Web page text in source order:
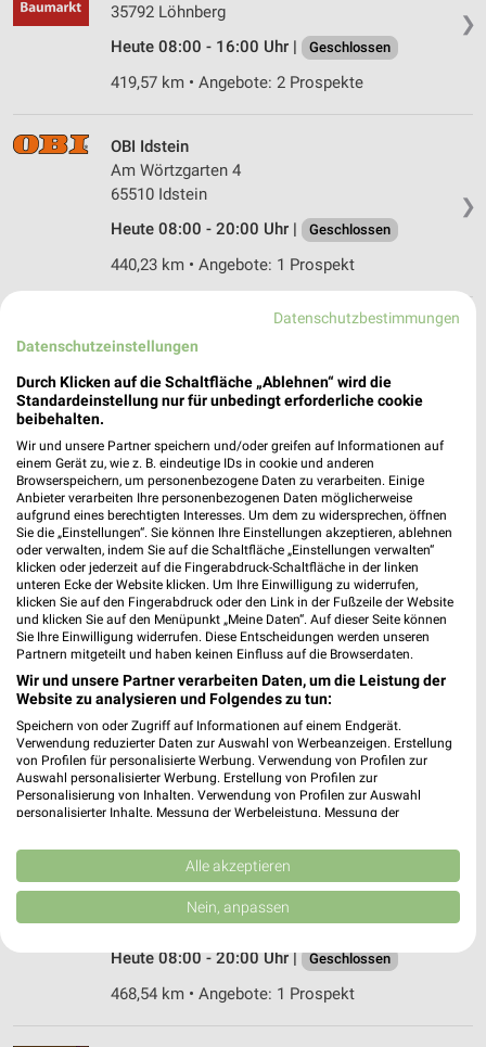
❯
35792 Löhnberg
Heute 08:00 - 16:00 Uhr |
Geschlossen
419,57 km • Angebote: 2 Prospekte
❯
OBI Idstein
Am Wörtzgarten 4
65510 Idstein
Heute 08:00 - 20:00 Uhr |
Geschlossen
440,23 km • Angebote: 1 Prospekt
Sonderpreis Baumarkt Langenhahn
Koblenzer Strasse 6
56459 Langenhahn
Heute 08:00 - 16:00 Uhr |
Geschlossen
436,00 km • Angebote: 2 Prospekte
toom Baumarkt Taunusstein
Röderweg 34
65232 Taunusstein
Heute 08:00 - 20:00 Uhr | Geschlossen
450,78 km • Angebote: 2 Prospekte
Globus Baumarkt Lahnstein
Industriestraße Nord
56112 Lahnstein
Heute 08:00 - 20:00 Uhr | Geschlossen
470,69 km
❯
BAUHAUS Koblenz-Lützel
Otto-Schönhagen-Str 1
56070 Koblenz-Lützel
Heute 08:00 - 20:00 Uhr | Geschlossen
468,54 km • Angebote: 1 Prospekt
Datenschutzbestimmungen
Datenschutzeinstellungen
Durch Klicken auf die Schaltfläche „Ablehnen“ wird die
Standardeinstellung nur für unbedingt erforderliche cookie
beibehalten.
Wir und unsere Partner speichern und/oder greifen auf Informationen auf
einem Gerät zu, wie z. B. eindeutige IDs in cookie und anderen
Browserspeichern, um personenbezogene Daten zu verarbeiten. Einige
Anbieter verarbeiten Ihre personenbezogenen Daten möglicherweise
aufgrund eines berechtigten Interesses. Um dem zu widersprechen, öffnen
Sie die „Einstellungen“. Sie können Ihre Einstellungen akzeptieren, ablehnen
oder verwalten, indem Sie auf die Schaltfläche „Einstellungen verwalten“
klicken oder jederzeit auf die Fingerabdruck-Schaltfläche in der linken
unteren Ecke der Website klicken. Um Ihre Einwilligung zu widerrufen,
klicken Sie auf den Fingerabdruck oder den Link in der Fußzeile der Website
und klicken Sie auf den Menüpunkt „Meine Daten“. Auf dieser Seite können
Sie Ihre Einwilligung widerrufen. Diese Entscheidungen werden unseren
Partnern mitgeteilt und haben keinen Einfluss auf die Browserdaten.
Wir und unsere Partner verarbeiten Daten, um die Leistung der
Website zu analysieren und Folgendes zu tun:
Speichern von oder Zugriff auf Informationen auf einem Endgerät.
Verwendung reduzierter Daten zur Auswahl von Werbeanzeigen. Erstellung
von Profilen für personalisierte Werbung. Verwendung von Profilen zur
Auswahl personalisierter Werbung. Erstellung von Profilen zur
Personalisierung von Inhalten. Verwendung von Profilen zur Auswahl
personalisierter Inhalte. Messung der Werbeleistung. Messung der
Kombinationen von Daten aus verschiedenen Quellen. Entwicklung und
Verbesserung der Angebote. Verwendung reduzierter Daten zur Auswahl
von Inhalten.
Daten können außerhalb der Europäischen Union weitergegeben und in die
Website/App.
Partnerliste anzeigen (1 IAB-Anbieter)
Alle akzeptieren
Nein, anpassen